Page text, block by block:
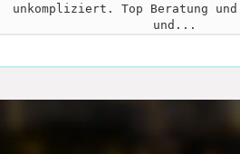
unkompliziert. Top Beratung und
und...